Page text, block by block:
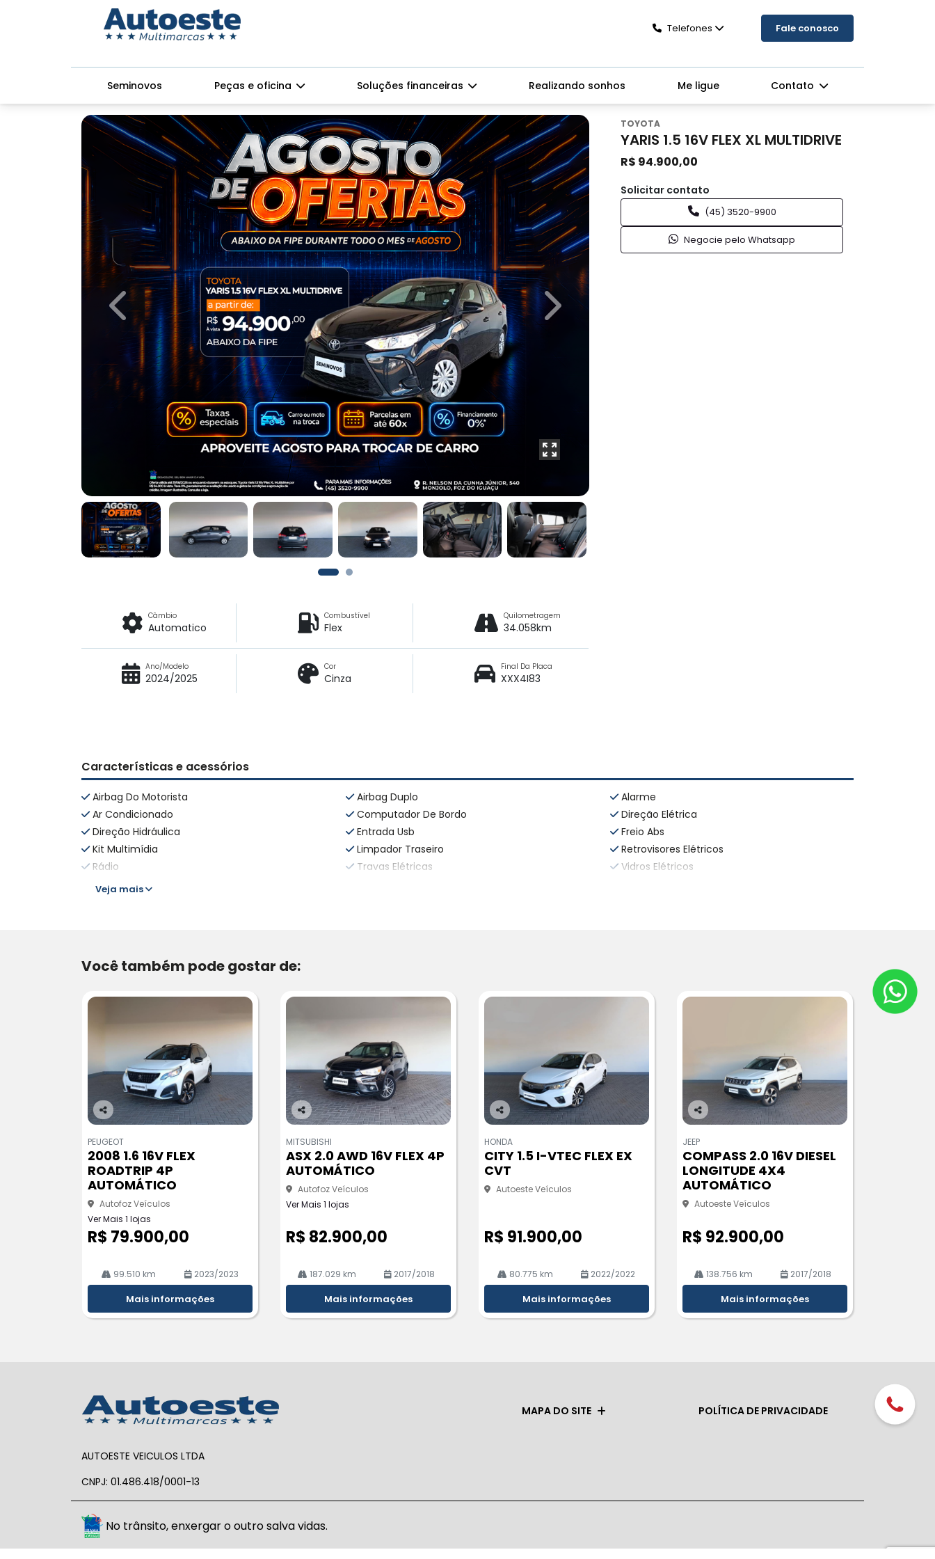
Telefones Fale conosco
Seminovos Peças e oficina Soluções financeiras Realizando sonhos Me ligue Contato
TOYOTA
YARIS 1.5 16V FLEX XL MULTIDRIVE
R$ 94.900,00
Solicitar contato
(45) 3520-9900
Negocie pelo Whatsapp
Previous Next
Câmbio
Automatico
Combustível
Flex
Quilometragem
34.058km
Ano/Modelo
2024/2025
Cor
Cinza
Final Da Placa
XXX4I83
Características e acessórios
Airbag Do Motorista Airbag Duplo
Alarme
Ar Condicionado
Computador De Bordo
Direção Elétrica
Direção Hidráulica
Entrada Usb
Freio Abs
Kit Multimídia
Limpador Traseiro
Retrovisores Elétricos
Rádio
Travas Elétricas Vidros Elétricos
Veja mais
Você também pode gostar de:
Co
pa
rtil
he
PEUGEOT
2008 1.6 16V FLEX
ROADTRIP 4P
AUTOMÁTICO
Autofoz Veículos
Ver Mais 1 lojas
R$ 79.900,00
99.510 km 2023/2023
Mais informações
Co
pa
rtil
he
MITSUBISHI
ASX 2.0 AWD 16V FLEX 4P
AUTOMÁTICO
Autofoz Veículos
Ver Mais 1 lojas
R$ 82.900,00
187.029 km 2017/2018
Mais informações
Co
pa
rtil
he
HONDA
CITY 1.5 I-VTEC FLEX EX
CVT
Autoeste Veículos
R$ 91.900,00
80.775 km 2022/2022
Mais informações
Co
pa
rtil
he
JEEP
COMPASS 2.0 16V DIESEL
LONGITUDE 4X4
AUTOMÁTICO
Autoeste Veículos
R$ 92.900,00
138.756 km 2017/2018
Mais informações
MAPA DO SITE POLÍTICA DE PRIVACIDADE
AUTOESTE VEICULOS LTDA
CNPJ: 01.486.418/0001-13
No trânsito, enxergar o outro salva vidas.